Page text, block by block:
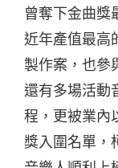
曾奪下金曲獎
近年產值最高
製作案，也參
還有多場活動
程，更被業內
獎入圍名單，